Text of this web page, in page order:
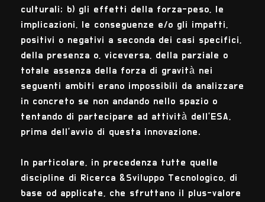
culturali; b) gli effetti della forza-peso, le
implicazioni, le conseguenze e/o gli impatti,
positivi o negativi a seconda dei casi specifici,
della presenza o, viceversa, della parziale o
totale assenza della forza di gravità nei
seguenti ambiti erano impossibili da analizzare
in concreto se non andando nello spazio o
tentando di partecipare ad attività dell'ESA,
prima dell'avvio di questa innovazione.
In particolare, in precedenza tutte quelle
discipline di Ricerca &Sviluppo Tecnologico, di
base od applicate, che sfruttano il plus-valore